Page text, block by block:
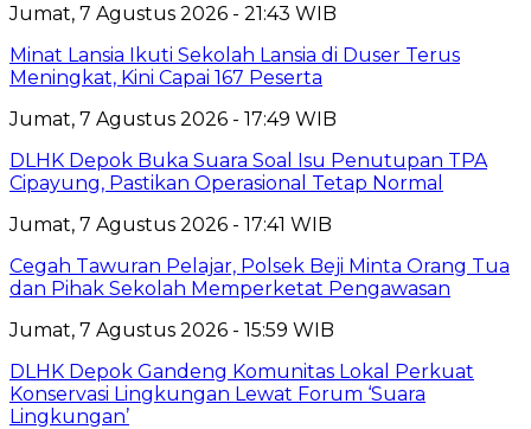
Jumat, 7 Agustus 2026 - 21:43 WIB
Minat Lansia Ikuti Sekolah Lansia di Duser Terus
Meningkat, Kini Capai 167 Peserta
Jumat, 7 Agustus 2026 - 17:49 WIB
DLHK Depok Buka Suara Soal Isu Penutupan TPA
Cipayung, Pastikan Operasional Tetap Normal
Jumat, 7 Agustus 2026 - 17:41 WIB
Cegah Tawuran Pelajar, Polsek Beji Minta Orang Tua
dan Pihak Sekolah Memperketat Pengawasan
Jumat, 7 Agustus 2026 - 15:59 WIB
DLHK Depok Gandeng Komunitas Lokal Perkuat
Konservasi Lingkungan Lewat Forum ‘Suara
Lingkungan’